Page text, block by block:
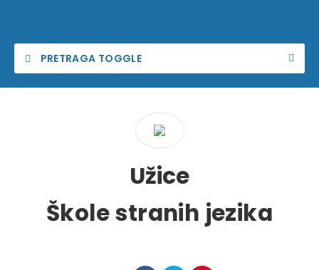
PRETRAGA TOGGLE
Želim da pronađem
u u
Užice
Škole stranih jezika